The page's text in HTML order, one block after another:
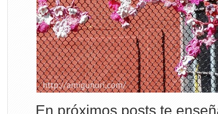
En próximos posts te